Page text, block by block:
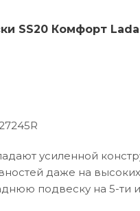
SS20 Комфорт
усиленной
даже на
подвеску на 5-ти